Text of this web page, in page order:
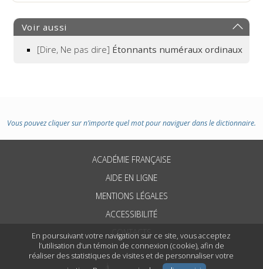
En poursuivant votre navigation sur ce site, vous acceptez
l’utilisation d’un témoin de connexion (cookie), afin de
réaliser des statistiques de visites et de personnaliser votre
Voir aussi
[Dire, Ne pas dire] Étonnants numéraux ordinaux
Vous pouvez cliquer sur n’importe quel mot pour naviguer dans le dictionnaire.
ACADÉMIE FRANÇAISE
AIDE EN LIGNE
MENTIONS LÉGALES
ACCESSIBILITÉ
CONTACTS